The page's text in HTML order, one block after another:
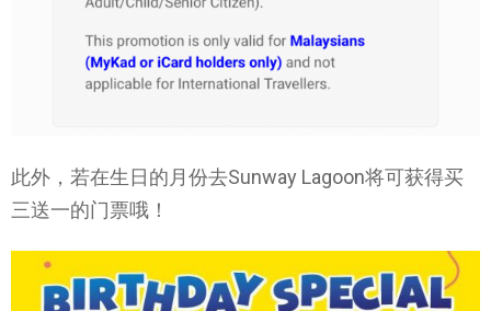
此外，若在生日的月份去Sunway Lagoon将可获得买
三送一的门票哦！